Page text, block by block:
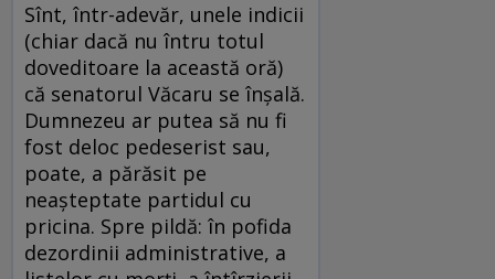
Sînt, într-adevăr, unele indicii
(chiar dacă nu întru totul
doveditoare la această oră)
că senatorul Văcaru se înșală.
Dumnezeu ar putea să nu fi
fost deloc pedeserist sau,
poate, a părăsit pe
neașteptate partidul cu
pricina. Spre pildă: în pofida
dezordinii administrative, a